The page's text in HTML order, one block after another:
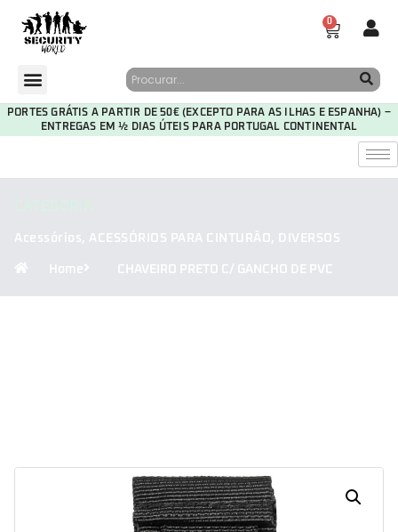
0
PORTES GRÁTIS A PARTIR DE 50€ (EXCEPTO PARA AS ILHAS E ESPANHA) –
ENTREGAS EM ½ DIAS ÚTEIS PARA PORTUGAL CONTINENTAL
Acessórios, ACESSÓRIOS PARA CINTURÃO , DIVERSOS
Home CHAVEIRO PRETO C/ GANCHO DE PVC